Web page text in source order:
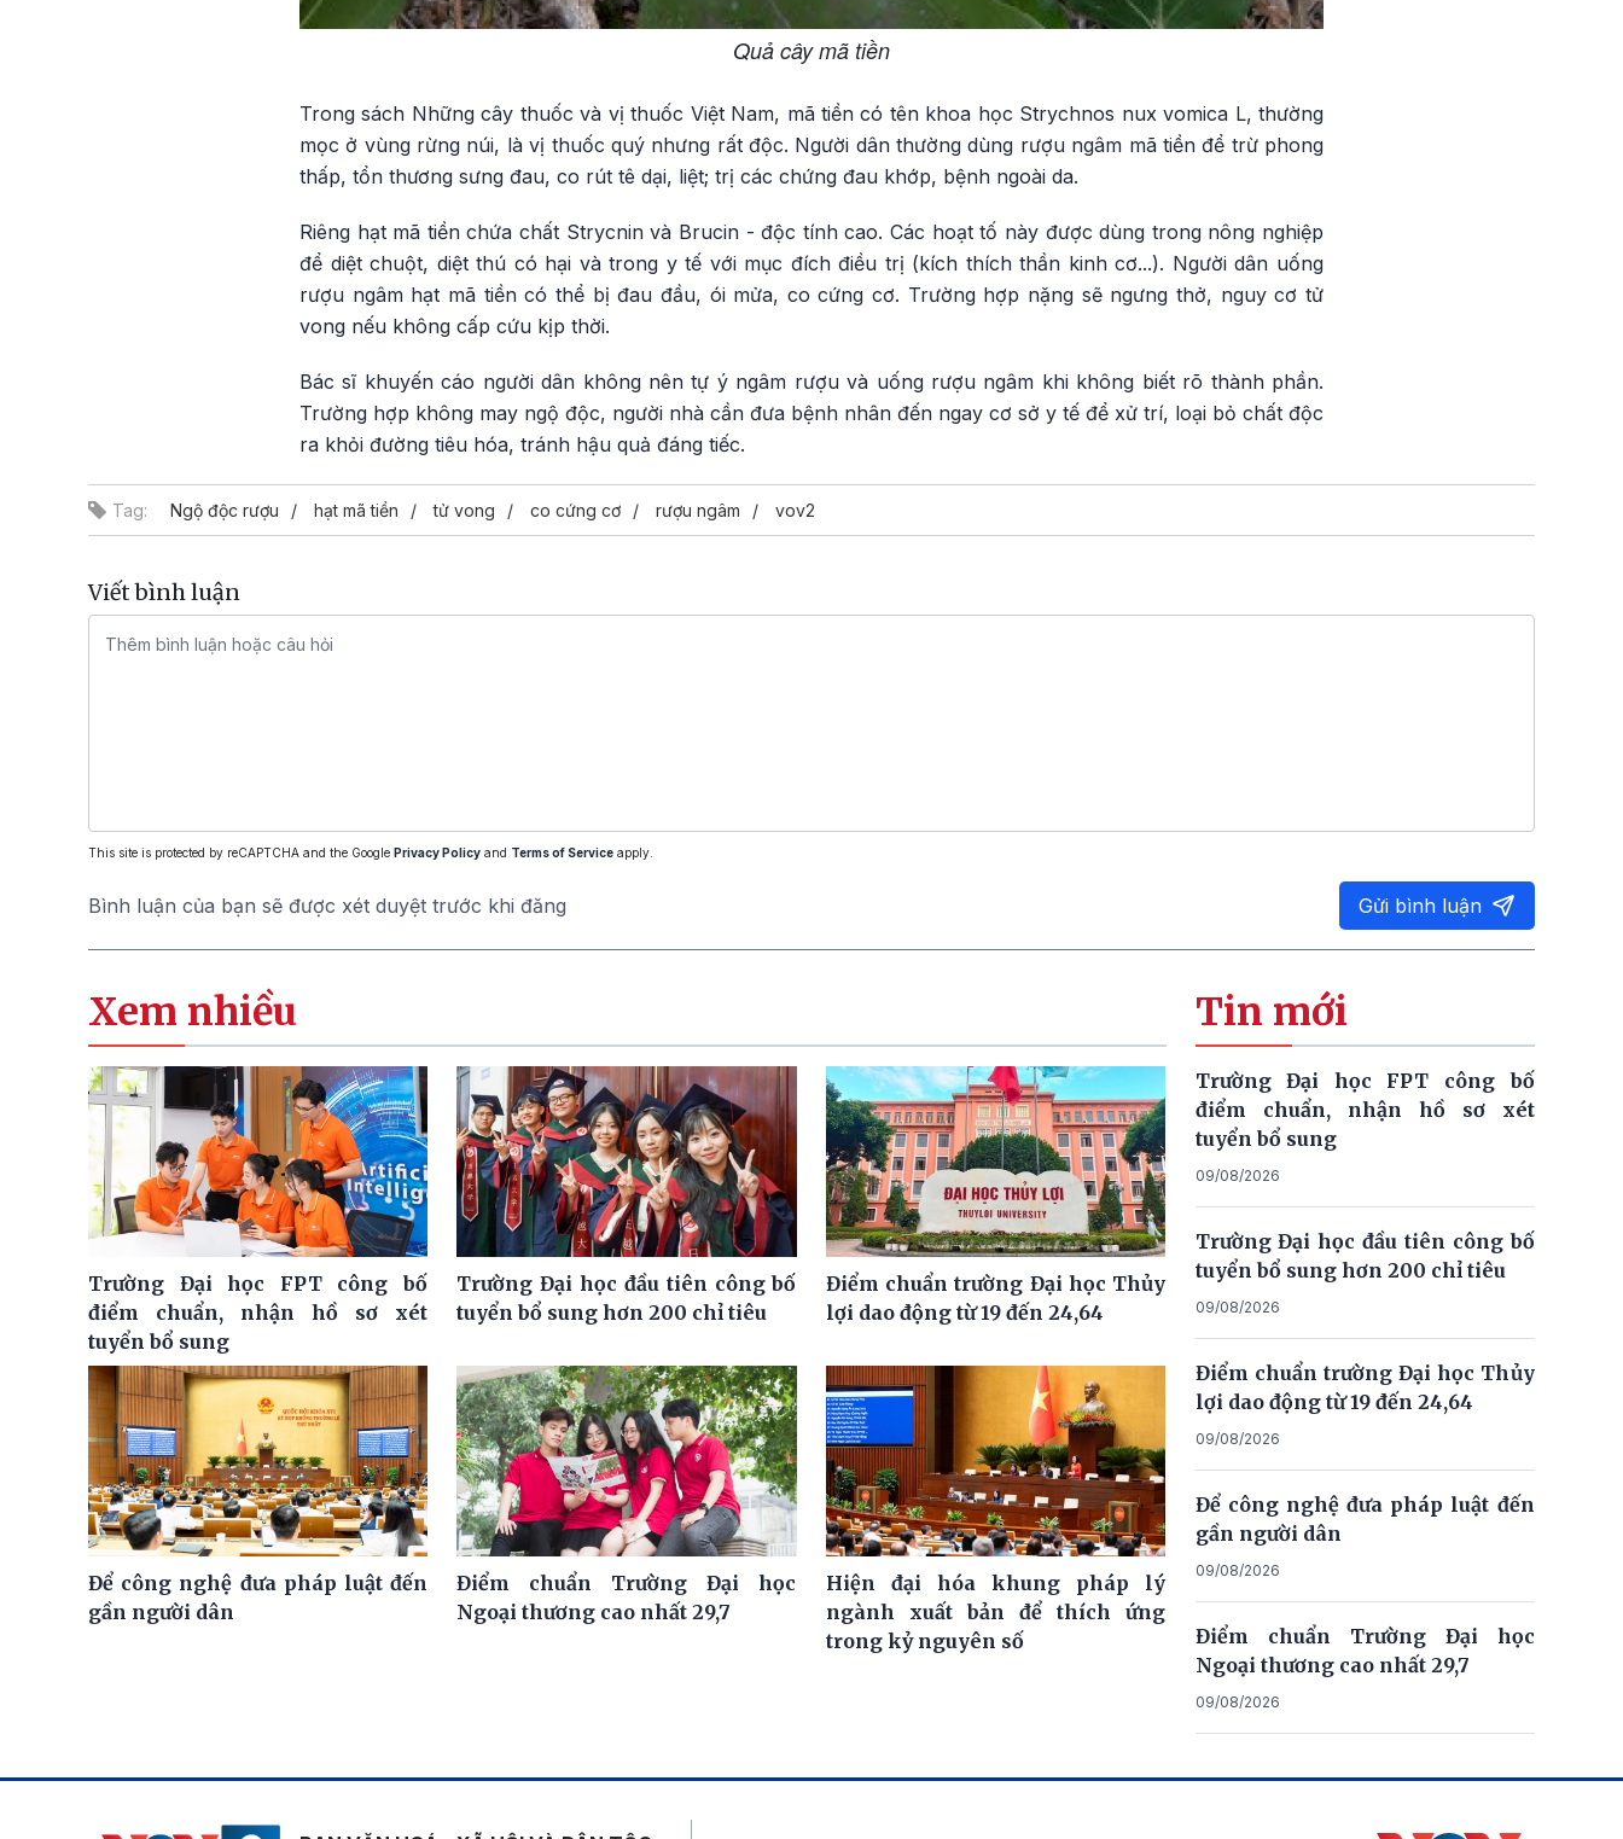
Quả cây mã tiền
Trong sách Những cây thuốc và vị thuốc Việt Nam, mã tiền có tên khoa học Strychnos nux vomica L, thường
mọc ở vùng rừng núi, là vị thuốc quý nhưng rất độc. Người dân thường dùng rượu ngâm mã tiền để trừ phong
thấp, tổn thương sưng đau, co rút tê dại, liệt; trị các chứng đau khớp, bệnh ngoài da.
Riêng hạt mã tiền chứa chất Strycnin và Brucin - độc tính cao. Các hoạt tố này được dùng trong nông nghiệp
để diệt chuột, diệt thú có hại và trong y tế với mục đích điều trị (kích thích thần kinh cơ...). Người dân uống
rượu ngâm hạt mã tiền có thể bị đau đầu, ói mửa, co cứng cơ. Trường hợp nặng sẽ ngưng thở, nguy cơ tử
vong nếu không cấp cứu kịp thời.
Bác sĩ khuyến cáo người dân không nên tự ý ngâm rượu và uống rượu ngâm khi không biết rõ thành phần.
Trường hợp không may ngộ độc, người nhà cần đưa bệnh nhân đến ngay cơ sở y tế để xử trí, loại bỏ chất độc
ra khỏi đường tiêu hóa, tránh hậu quả đáng tiếc.
Tag: Ngộ độc rượu hạt mã tiền tử vong co cứng cơ rượu ngâm vov2
Viết bình luận
This site is protected by reCAPTCHA and the Google Privacy Policy and Terms of Service apply.
Bình luận của bạn sẽ được xét duyệt trước khi đăng Gửi bình luận
Xem nhiều
Trường Đại học FPT công bố
điểm chuẩn, nhận hồ sơ xét
tuyển bổ sung
Trường Đại học đầu tiên công bố
tuyển bổ sung hơn 200 chỉ tiêu
Điểm chuẩn trường Đại học Thủy
lợi dao động từ 19 đến 24,64
Để công nghệ đưa pháp luật đến
gần người dân
Điểm chuẩn Trường Đại học
Ngoại thương cao nhất 29,7
Hiện đại hóa khung pháp lý
ngành xuất bản để thích ứng
trong kỷ nguyên số
Tin mới
Trường Đại học FPT công bố
điểm chuẩn, nhận hồ sơ xét
tuyển bổ sung
09/08/2026
Trường Đại học đầu tiên công bố
tuyển bổ sung hơn 200 chỉ tiêu
09/08/2026
Điểm chuẩn trường Đại học Thủy
lợi dao động từ 19 đến 24,64
09/08/2026
Để công nghệ đưa pháp luật đến
gần người dân
09/08/2026
Điểm chuẩn Trường Đại học
Ngoại thương cao nhất 29,7
09/08/2026